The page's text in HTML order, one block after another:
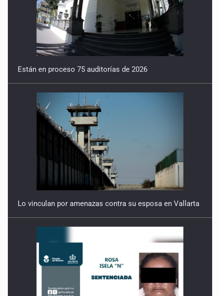
Están en proceso 75 auditorías de 2026
Lo vinculan por amenazas contra su esposa en Vallarta